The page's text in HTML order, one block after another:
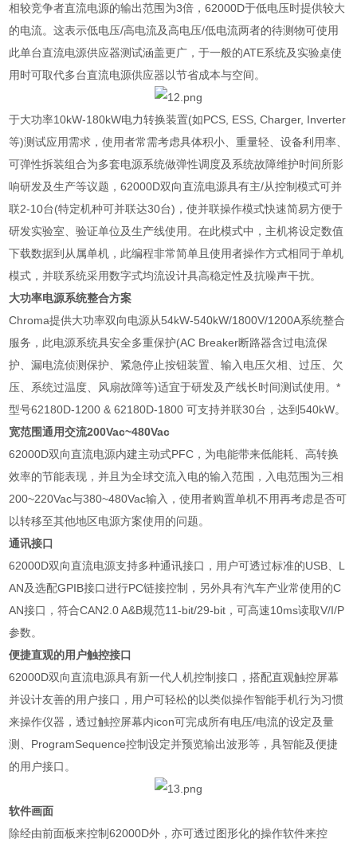
相较竞争者直流电源的输出范围为3倍，62000D于低电压时提供较大
的电流。这表示低电压/高电流及高电压/低电流两者的待测物可使用
此单台直流电源供应器测试涵盖更广，于一般的ATE系统及实验桌使
用时可取代多台直流电源供应器以节省成本与空间。
于大功率10kW-180kW电力转换装置(如PCS, ESS, Charger, Inverter
等)测试应用需求，使用者常需考虑具体积小、重量轻、设备利用率、
可弹性拆装组合为多套电源系统做弹性调度及系统故障维护时间所影
响研发及生产等议题，62000D双向直流电源具有主/从控制模式可并
联2-10台(特定机种可并联达30台) ，使并联操作模式快速简易方便于
研发实验室、验证单位及生产线使用。在此模式中，主机将设定数值
下载数据到从属单机，此编程非常简单且使用者操作方式相同于单机
模式，并联系统采用数字式均流设计具高稳定性及抗噪声干扰。
大功率电源系统整合方案
Chroma提供大功率双向电源从54kW-540kW/1800V/1200A系统整合
服务，此电源系统具安全多重保护(AC Breaker断路器含过电流保
护、漏电流侦测保护、紧急停止按钮装置、输入电压欠相、过压、欠
压、系统过温度、风扇故障等)适宜于研发及产线长时间测试使用。*
型号62180D-1200 & 62180D-1800可支持并联30台，达到540kW。
宽范围通用交流200Vac~480Vac
62000D双向直流电源内建主动式PFC ，为电能带来低能耗、高转换
效率的节能表现，并且为全球交流入电的输入范围，入电范围为三相
200~220Vac与380~480Vac输入，使用者购置单机不用再考虑是否可
以转移至其他地区电源方案使用的问题。
通讯接口
62000D双向直流电源支持多种通讯接口，用户可透过标准的USB
L
AN及选配GPIB接口进行PC链接控制，另外具有汽车产业常使用的C
AN接口，符合CAN2.0 A&B规范11-bit/29-bit ，可高速10ms读取V/I/P
参数。
便捷直观的用户触控接口
62000D双向直流电源具有新一代人机控制接口，搭配直观触控屏幕
并设计友善的用户接口，用户可轻松的以类似操作智能手机行为习惯
来操作仪器，透过触控屏幕内icon可完成所有电压/电流的设定及量
测、 ProgramSequence控制设定并预览输出波形等，具智能及便捷
的用户接口。
软件画面
除经由前面板来控制62000D外，亦可透过图形化的操作软件来控